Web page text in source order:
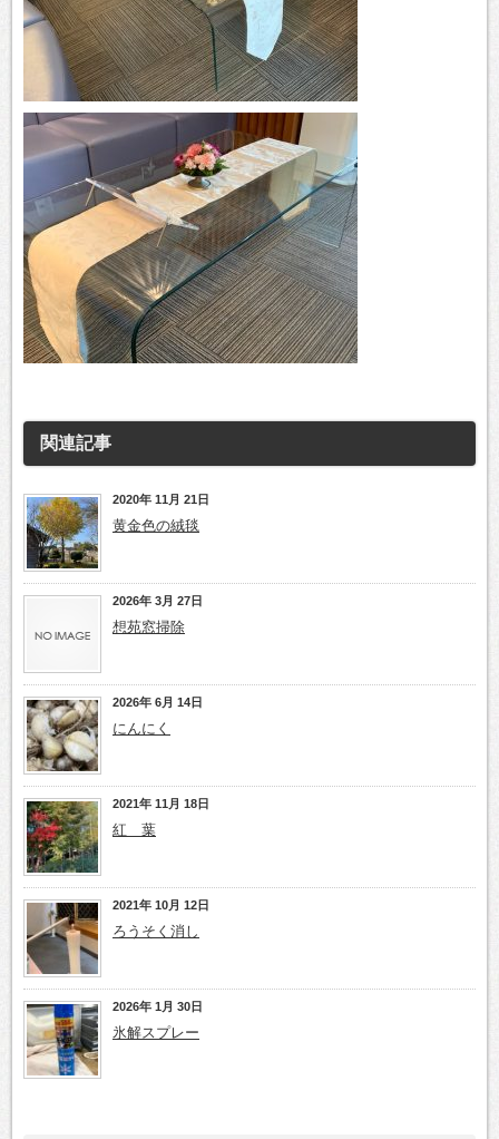
関連記事
2020年 11月 21日
黄金色の絨毯
2026年 3月 27日
想苑窓掃除
2026年 6月 14日
にんにく
2021年 11月 18日
紅 葉
2021年 10月 12日
ろうそく消し
2026年 1月 30日
氷解スプレー